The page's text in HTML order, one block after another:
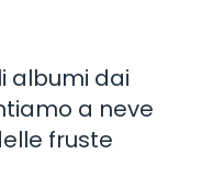
albumi dai
a neve
fruste